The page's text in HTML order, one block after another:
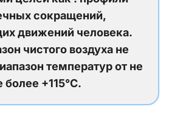
сокращений,
движений человека.
чистого воздуха не
температур от не
+115°C.